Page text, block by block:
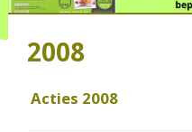
2008
Acties 2008